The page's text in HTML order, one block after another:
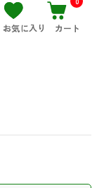
お気に入り カート